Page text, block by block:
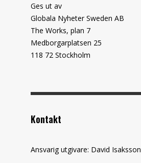
Ges ut av
Globala Nyheter Sweden AB
The Works, plan 7
Medborgarplatsen 25
118 72 Stockholm
Kontakt
Ansvarig utgivare: David Isaksson